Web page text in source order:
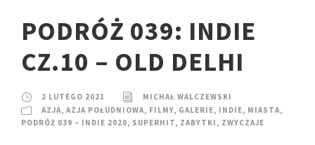
PODRÓŻ 039: INDIE
CZ.10 – OLD DELHI
2 LUTEGO 2021
MICHAŁ WALCZEWSKI
AZJA, AZJA POŁUDNIOWA, FILMY, GALERIE, INDIE, MIASTA,
PODRÓŻ 039 – INDIE 2020, SUPERHIT, ZABYTKI , ZWYCZAJE